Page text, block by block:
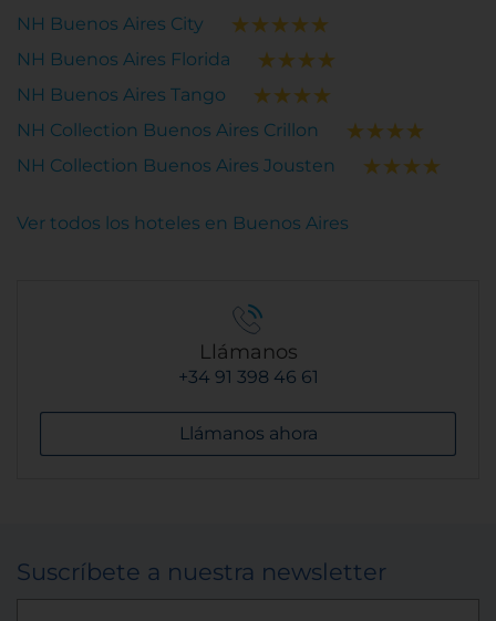
NH Buenos Aires City
NH Buenos Aires Florida
NH Buenos Aires Tango
NH Collection Buenos Aires Crillon
NH Collection Buenos Aires Jousten
Ver todos los hoteles en Buenos Aires
Llámanos
+34 91 398 46 61
Llámanos ahora
Suscríbete a nuestra newsletter